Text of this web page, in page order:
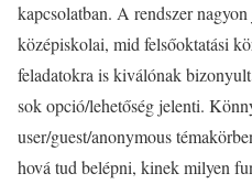
kapcsolatban. A rendszer
középiskolai, mid felsőoktatási
feladatokra is kiválónak
sok opció/lehetőség jelenti.
user/guest/anonymous
hová tud belépni, kinek milyen